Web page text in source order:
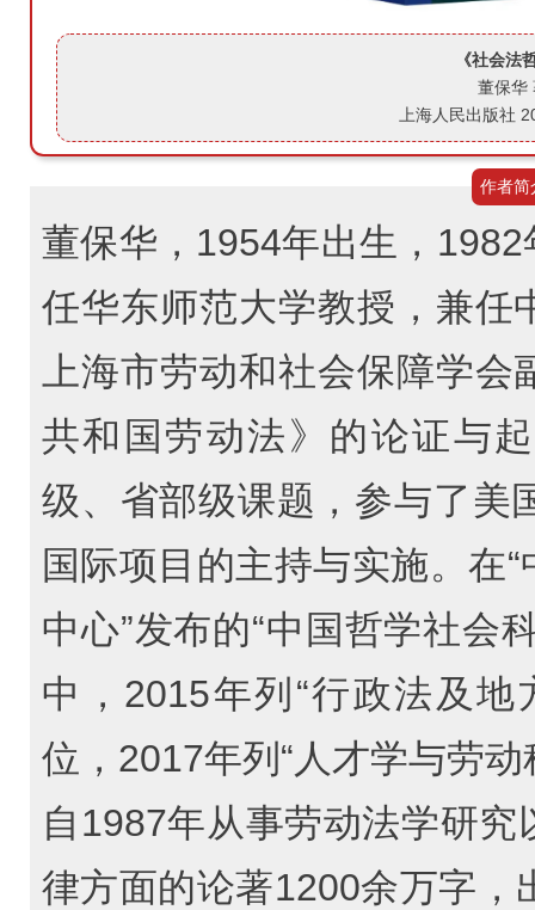
《社会法
董保华
上海人民出版社
作者简
董保华，1954年出生，
任华东师范大学教授，兼任
上海市劳动和社会保障学
共和国劳动法》的论证与
级、省部级课题，参与了美
国际项目的主持与实施。在
中心”发布的“中国哲学社会
中，2015年列“行政法及
位，2017年列“人才学与劳动
自1987年从事劳动法学研
律方面的论著1200余万字，